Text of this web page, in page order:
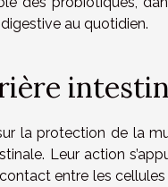
au quotidien.
la protection de la
Leur action
entre les